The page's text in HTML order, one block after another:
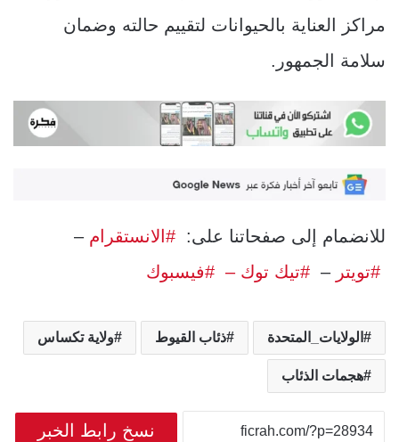
مراكز العناية بالحيوانات لتقييم حالته وضمان
سلامة الجمهور.
للانضمام إلى صفحاتنا على: #الانستقرام –
#تويتر – #تيك توك – #فيسبوك
الولايات_المتحدة ذئاب القيوط ولاية تكساس
هجمات الذئاب
نسخ رابط الخبر